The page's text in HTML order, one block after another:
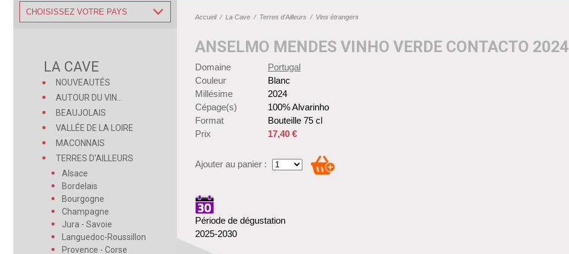
CHOISISSEZ VOTRE PAYS
LA CAVE
NOUVEAUTÉS
AUTOUR DU VIN...
BEAUJOLAIS
VALLÉE DE LA LOIRE
MACONNAIS
TERRES D'AILLEURS
Alsace
Bordelais
Bourgogne
Champagne
Jura - Savoie
Languedoc-Roussillon
Provence - Corse
Accueil/ La Cave / Terres d'Ailleurs / Vins étrangers
ANSELMO MENDES VINHO VERDE CONTACTO 2024
Domaine
Portugal
Couleur
Blanc
Millésime
2024
Cépage(s)
100% Alvarinho
Format
Bouteille 75 cl
Prix
17,40 €
Ajouter au panier :
Période de dégustation
2025-2030